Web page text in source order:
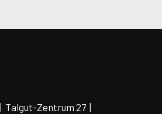
Talgut-Zentrum 27 |